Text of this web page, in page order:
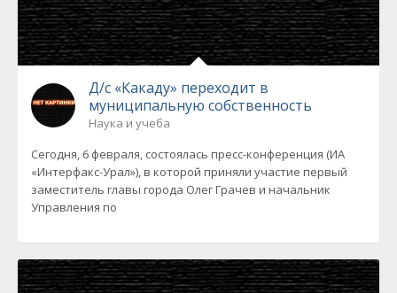
Д/с «Какаду» переходит в
муниципальную собственность
Наука и учеба
Сегодня, 6 февраля, состоялась пресс-конференция (ИА
«Интерфакс-Урал»), в которой приняли участие первый
заместитель главы города Олег Грачев и начальник
Управления по